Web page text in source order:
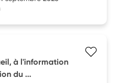
à l'information
du ...